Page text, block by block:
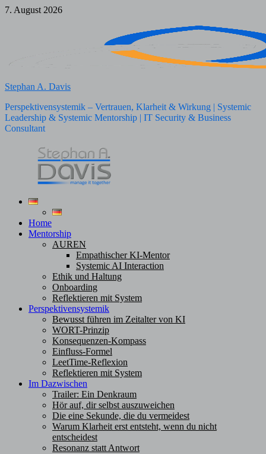
Zum
7. August 2026
Stephan A. Davis
Perspektivensystemik – Vertrauen, Klarheit & Wirkung | Systemic
Leadership & Systemic Mentorship | IT Security & Business
Consultant
Home
Mentorship
AUREN
Empathischer KI-Mentor
Systemic AI Interaction
Ethik und Haltung
Onboarding
Reflektieren mit System
Perspektivensystemik
Bewusst führen im Zeitalter von KI
WORT-Prinzip
Konsequenzen-Kompass
Einfluss-Formel
LeetTime-Reflexion
Reflektieren mit System
Im Dazwischen
Trailer: Ein Denkraum
Hör auf, dir selbst auszuweichen
Die eine Sekunde, die du vermeidest
Warum Klarheit erst entsteht, wenn du nicht
entscheidest
Resonanz statt Antwort